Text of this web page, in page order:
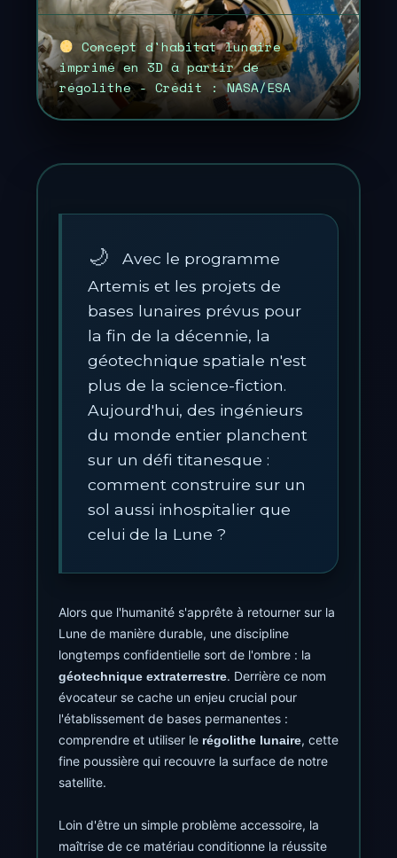
Concept d'habitat lunaire
imprimé en 3D à partir de
régolithe - Crédit : NASA/ESA
Avec le programme
Artemis et les projets de
bases lunaires prévus pour
la fin de la décennie, la
géotechnique spatiale n'est
plus de la science-fiction.
Aujourd'hui, des ingénieurs
du monde entier planchent
sur un défi titanesque :
comment construire sur un
sol aussi inhospitalier que
celui de la Lune ?
Alors que l'humanité s'apprête à retourner sur la
Lune de manière durable, une discipline
longtemps confidentielle sort de l'ombre : la
géotechnique extraterrestre. Derrière ce nom
évocateur se cache un enjeu crucial pour
l'établissement de bases permanentes :
comprendre et utiliser le régolithe lunaire, cette
fine poussière qui recouvre la surface de notre
satellite.
Loin d'être un simple problème accessoire, la
maîtrise de ce matériau conditionne la réussite